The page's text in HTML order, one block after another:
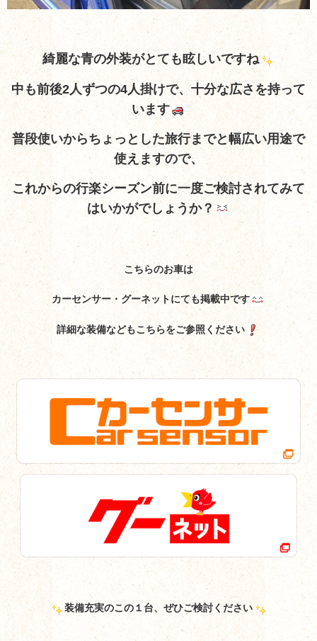
綺麗な青の外装がとても眩しいですね
中も前後2人ずつの4人掛けで、十分な広さを持って
います
普段使いからちょっとした旅行までと幅広い用途で
使えますので、
これからの行楽シーズン前に一度ご検討されてみて
はいかがでしょうか？
こちらのお車は
カーセンサー・グーネットにても掲載中です
詳細な装備などもこちらをご参照ください
装備充実のこの１台、ぜひご検討ください